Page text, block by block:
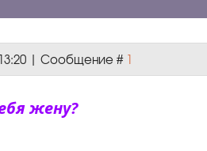
| Сообщение # 1
жену?